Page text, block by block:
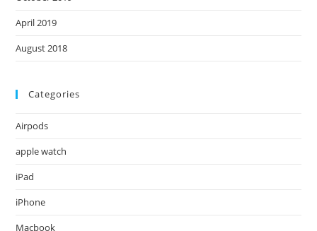
April 2019
August 2018
Categories
Airpods
apple watch
iPad
iPhone
Macbook